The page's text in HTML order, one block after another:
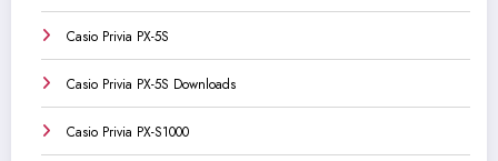
Casio Privia PX-5S
Casio Privia PX-5S Downloads
Casio Privia PX-S1000